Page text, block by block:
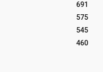
691
575
545
460